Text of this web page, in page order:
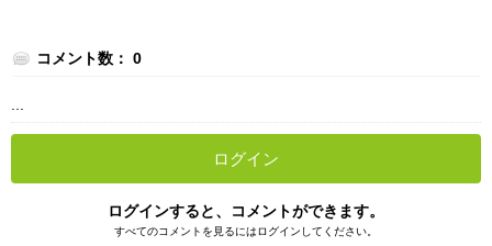
コメント数： 0
ログイン
ログインすると、コメントができます。
すべてのコメントを見るにはログインしてください。